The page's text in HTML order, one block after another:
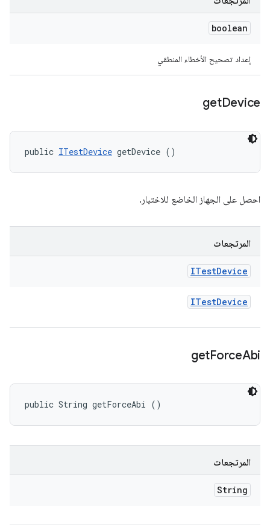
boolean
إعداد تصحيح الأخطاء المنطقي
getDevice
public ITestDevice getDevice ()
احصل على الجهاز الخاضع للاختبار.
المرتجعات
ITestDevice
ITestDevice
getForceAbi
public String getForceAbi ()
المرتجعات
String